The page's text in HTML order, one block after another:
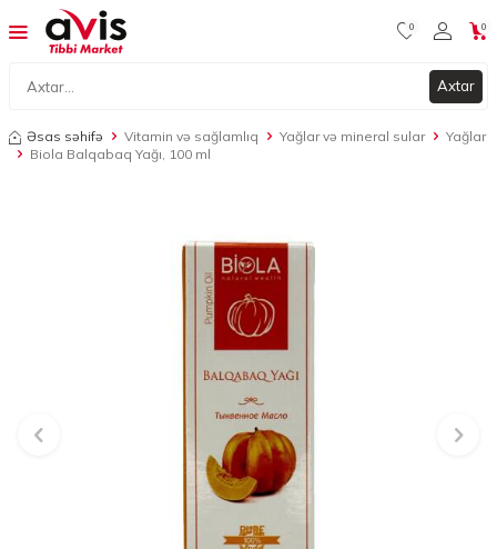
Axtar
0 0
Əsas səhifə Vitamin və sağlamlıq Yağlar və mineral sular
Yağlar
Biola Balqabaq Yağı, 100 ml